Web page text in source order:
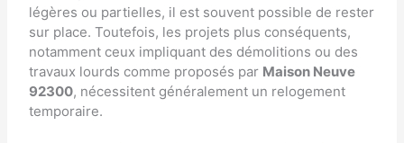
légères ou partielles, il est souvent possible de rester
sur place. Toutefois, les projets plus conséquents,
notamment ceux impliquant des démolitions ou des
travaux lourds comme proposés par Maison Neuve
92300, nécessitent généralement un relogement
temporaire.